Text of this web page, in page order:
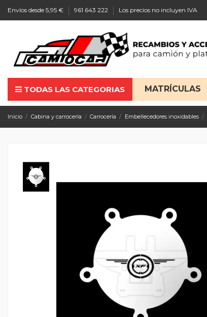
Envíos desde 5,95 € 961 643 222 Los precios no incluyen IVA
TODAS LAS CATEGORIAS MATRÍCULAS
Inicio Cabina y carrocería Carrocería Embellecedores inoxidables